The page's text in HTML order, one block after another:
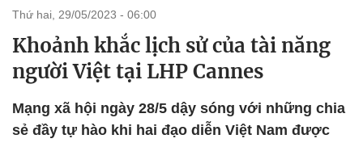
thứ hai, 29/05/2023 - 06:00
Khoảnh khắc lịch sử của tài năng
người Việt tại LHP Cannes
Mạng xã hội ngày 28/5 dậy sóng với những chia
sẻ đầy tự hào khi hai đạo diễn Việt Nam được